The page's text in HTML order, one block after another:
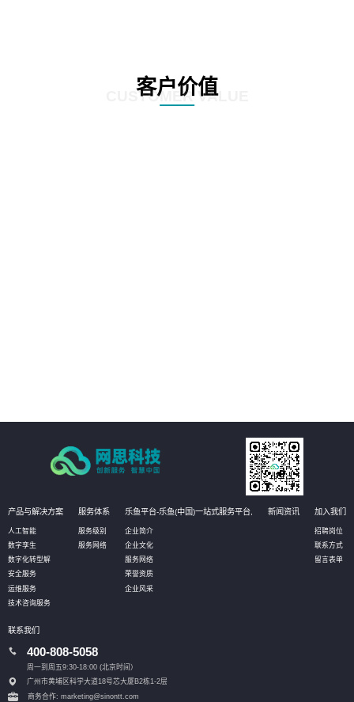
客户价值
CUSTOMER VALUE
产品与解决方案
人工智能
数字孪生
数字化转型解
安全服务
运维服务
技术咨询服务
服务体系
服务级别
服务网络
乐鱼平台-乐鱼(中国)一站式服务平台,
企业简介
企业文化
服务网络
荣誉资质
企业风采
新闻资讯 加入我们
招聘岗位
联系方式
留言表单
联系我们
400-808-5058
周一到周五9:30-18:00 (北京时间）
广州市黄埔区科学大道18号芯大厦B2栋1-2层
商务合作: marketing@sinontt.com